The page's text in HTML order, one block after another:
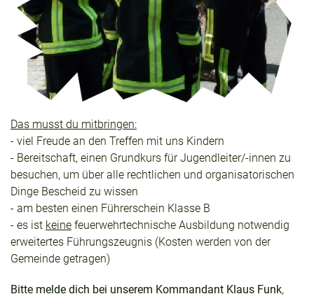
Das musst du mitbringen:
- viel Freude an den Treffen mit uns Kindern
- Bereitschaft, einen Grundkurs für Jugendleiter/-innen zu
besuchen, um über alle rechtlichen und organisatorischen
Dinge Bescheid zu wissen
- am besten einen Führerschein Klasse B
- es ist keine feuerwehrtechnische Ausbildung notwendig
erweitertes Führungszeugnis (Kosten werden von der
Gemeinde getragen)
Bitte melde dich bei unserem Kommandant Klaus Funk,